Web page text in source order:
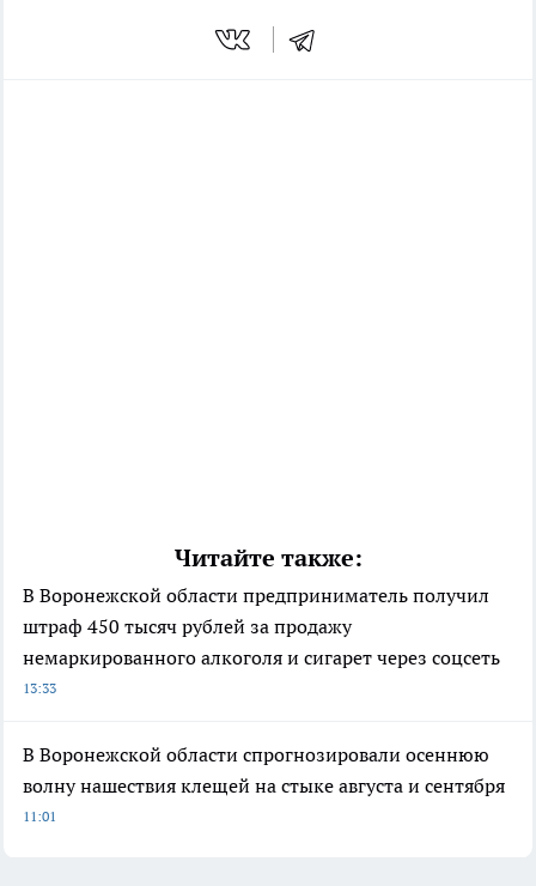
Читайте также:
В Воронежской области предприниматель получил
штраф 450 тысяч рублей за продажу
немаркированного алкоголя и сигарет через соцсеть
13:33
В Воронежской области спрогнозировали осеннюю
волну нашествия клещей на стыке августа и сентября
11:01